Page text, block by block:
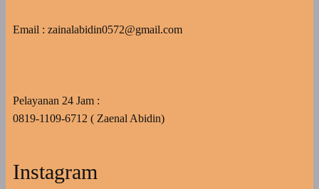
Email : zainalabidin0572@gmail.com
Pelayanan 24 Jam :
0819-1109-6712 ( Zaenal Abidin)
Instagram